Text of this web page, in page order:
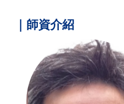
｜師資介紹